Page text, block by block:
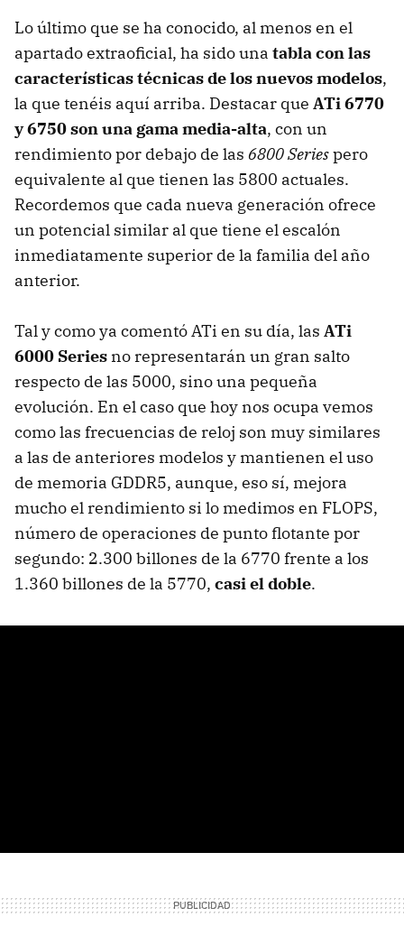
Lo último que se ha conocido, al menos en el
apartado extraoficial, ha sido una tabla con las
características técnicas de los nuevos modelos,
la que tenéis aquí arriba. Destacar que ATi 6770
y 6750 son una gama media-alta, con un
rendimiento por debajo de las 6800 Seriespero
equivalente al que tienen las 5800 actuales.
Recordemos que cada nueva generación ofrece
un potencial similar al que tiene el escalón
inmediatamente superior de la familia del año
anterior.
Tal y como ya comentó ATi en su día, las ATi
6000 Series no representarán un gran salto
respecto de las 5000, sino una pequeña
evolución. En el caso que hoy nos ocupa vemos
como las frecuencias de reloj son muy similares
a las de anteriores modelos y mantienen el uso
de memoria GDDR5, aunque, eso sí, mejora
mucho el rendimiento si lo medimos en FLOPS,
número de operaciones de punto flotante por
segundo: 2.300 billones de la 6770 frente a los
1.360 billones de la 5770, casi el doble.